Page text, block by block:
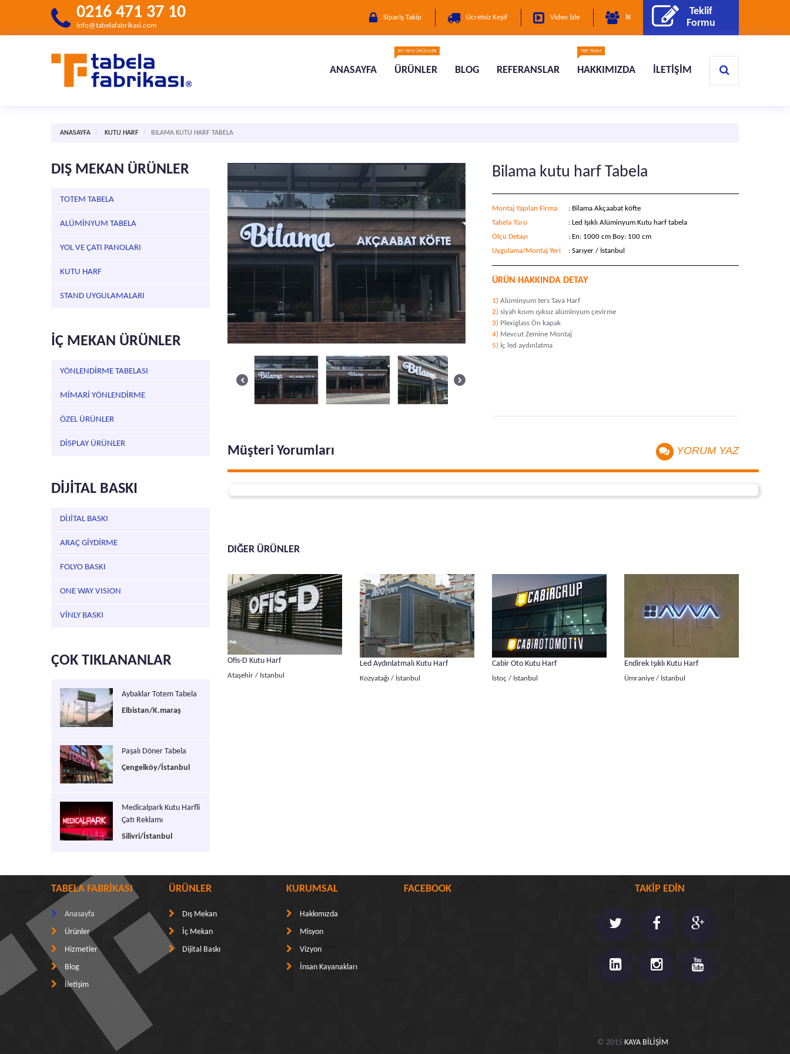
0216 471 37 10
info@tabelafabrikasi.com
Teklif
Formu
Sipariş Takip Ücretsiz Keşif Video İzle İK
ANASAYFA ÜRÜNLER
EN YENI ÜRÜNLER
BLOG REFERANSLAR HAKKIMIZDA
TBF TEAM
İLETİŞİM
ANASAYFA KUTU HARF BILAMA KUTU HARF TABELA
Bilama kutu harf Tabela
Montaj Yapılan Firma
: Bilama Akçaabat köfte
Tabela Türü
: Led Işıklı Alüminyum Kutu harf tabela
Ölçü Detayı
: En: 1000 cm Boy: 100 cm
Uygulama/Montaj Yeri
: Sarıyer / İstanbul
ÜRÜN HAKKINDA DETAY
1) Alüminyum ters Tava Harf
2) siyah kısım ışıksız alüminyum çevirme
3) Plexiglass Ön kapak
4) Mevcut Zemine Montaj
5) İç led aydınlatma
Müşteri Yorumları YORUM YAZ
DIĞER ÜRÜNLER
Ofis-D Kutu Harf
Ataşehir / İstanbul
Led Aydınlatmalı Kutu Harf
Kozyatağı / İstanbul
Cabir Oto Kutu Harf
İstoç / İstanbul
Endirek Işıklı Kutu Harf
Ümraniye / İstanbul
DIŞ MEKAN ÜRÜNLER
TOTEM TABELA
ALÜMİNYUM TABELA
YOL VE ÇATI PANOLARI
KUTU HARF
STAND UYGULAMALARI
İÇ MEKAN ÜRÜNLER
YÖNLENDİRME TABELASI
MİMARİ YÖNLENDİRME
ÖZEL ÜRÜNLER
DİSPLAY ÜRÜNLER
DİJİTAL BASKI
DİJİTAL BASKI
ARAÇ GİYDİRME
FOLYO BASKI
ONE WAY VISION
VİNLY BASKI
ÇOK TIKLANANLAR
Aybaklar Totem Tabela
Elbistan/K.maraş
Paşalı Döner Tabela
Çengelköy/İstanbul
Medicalpark Kutu Harfli
Çatı Reklamı
Silivri/İstanbul
TABELA FABRİKASI
Anasayfa
Ürünler
Hizmetler
Blog
İletişim
ÜRÜNLER
Dış Mekan
İç Mekan
Dijital Baskı
KURUMSAL
Hakkımızda
Misyon
Vizyon
İnsan Kayanakları
FACEBOOK TAKİP EDİN
© 2015 KAYA BİLİŞİM